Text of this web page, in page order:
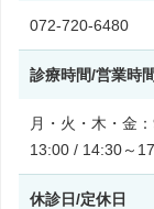
072-720-6480
診療時間/営業時間
月・火・木・金
13:00 / 14:30～
休診日/定休日